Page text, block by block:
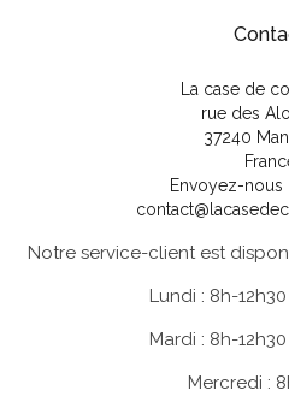
La case de
rue des
37240
Envoyez-nous
Notre service-client est
Lundi : 8h-
Mardi : 8h-
Mercredi :